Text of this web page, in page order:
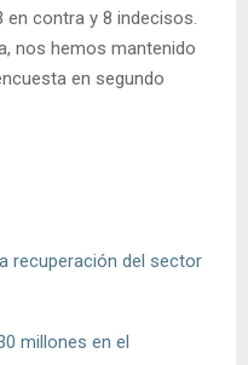
contra y 8 indecisos.
nos hemos mantenido
en segundo
recuperación del sector
millones en el